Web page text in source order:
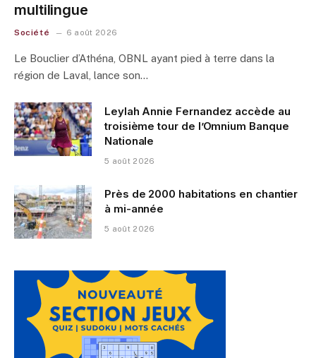
multilingue
Société 6 août 2026
Le Bouclier d’Athéna, OBNL ayant pied à terre dans la
région de Laval, lance son…
Leylah Annie Fernandez accède au
troisième tour de l’Omnium Banque
Nationale
5 août 2026
Près de 2000 habitations en chantier
à mi-année
5 août 2026